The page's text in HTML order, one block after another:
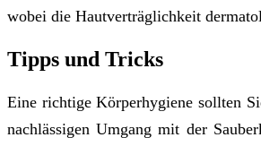
wobei die Hautverträglichkeit
Tipps und Tricks
Eine richtige Körperhygiene sollten
nachlässigen Umgang mit der